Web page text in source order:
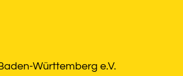
Württemberg e.V.